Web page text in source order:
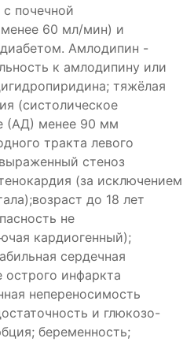
почечной
60 мл/мин) и
Амлодипин -
к амлодипину или
тяжёлая
(систолическое
(АД) менее 90 мм
тракта левого
стеноз
(за исключением
до 18 лет
не
кардиогенный);
сердечная
острого инфаркта
непереносимость
и глюкозо-
беременность;